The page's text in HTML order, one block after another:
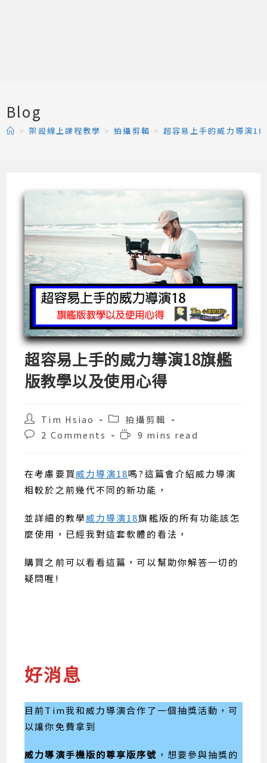
Blog
> 架設線上課程教學 > 拍攝剪輯 > 超容易上手的威力導演
超容易上手的威力導演18旗艦
版教學以及使用心得
Post
author:
Tim Hsiao
Post
category:
拍攝剪輯
Post2 Comments
Reading
9 mins read
在考慮要買威力導演18嗎?這篇會介紹威力導演
相較於之前幾代不同的新功能，
並詳細的教學威力導演18旗艦版的所有功能該怎
麼使用，已經我對這套軟體的看法，
購買之前可以看看這篇，可以幫助你解答一切的
疑問喔!
好消息
目前Tim我和威力導演合作了一個抽獎活動，可
以讓你免費拿到
威力導演手機版的尊享版序號 ，想要參與抽獎的